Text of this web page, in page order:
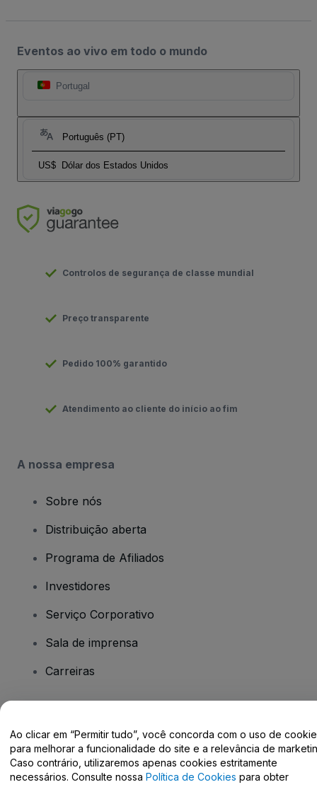
Eventos ao vivo em todo o mundo
Portugal
Português (PT)
US$ Dólar dos Estados Unidos
Controlos de segurança de classe mundial
Preço transparente
Pedido 100% garantido
Atendimento ao cliente do início ao fim
A nossa empresa
Sobre nós
Distribuição aberta
Programa de Afiliados
Investidores
Serviço Corporativo
Sala de imprensa
Carreiras
Centro de Ajuda / Fale Conosco
Ao clicar em “Permitir tudo”, você concorda com o uso de
para melhorar a funcionalidade do site e a relevância de
Caso contrário, utilizaremos apenas cookies estritamente
necessários. Consulte nossa Política de Cookies para obter